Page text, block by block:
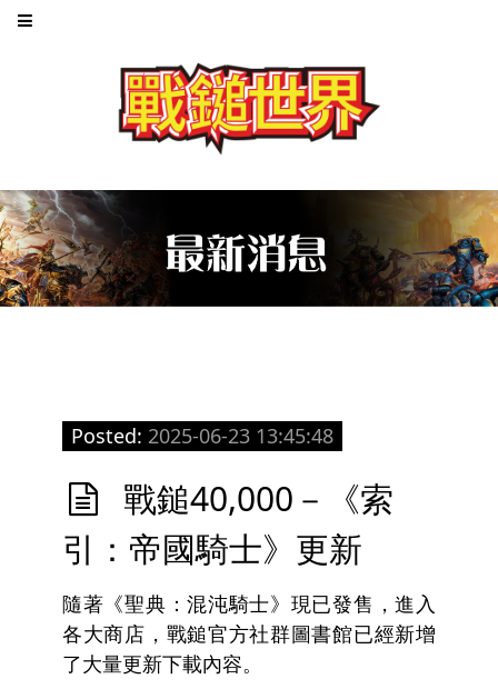
Posted: 2025-06-23 13:45:48
戰鎚40,000－《索
引：帝國騎士》更新
隨著《聖典：混沌騎士》現已發售，進入
各大商店，戰鎚官方社群圖書館已經新增
了大量更新下載內容。